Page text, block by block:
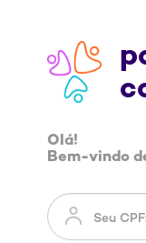
Olá!
Bem-vindo